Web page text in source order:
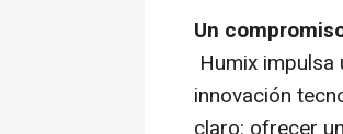
Un
Humix
innovación